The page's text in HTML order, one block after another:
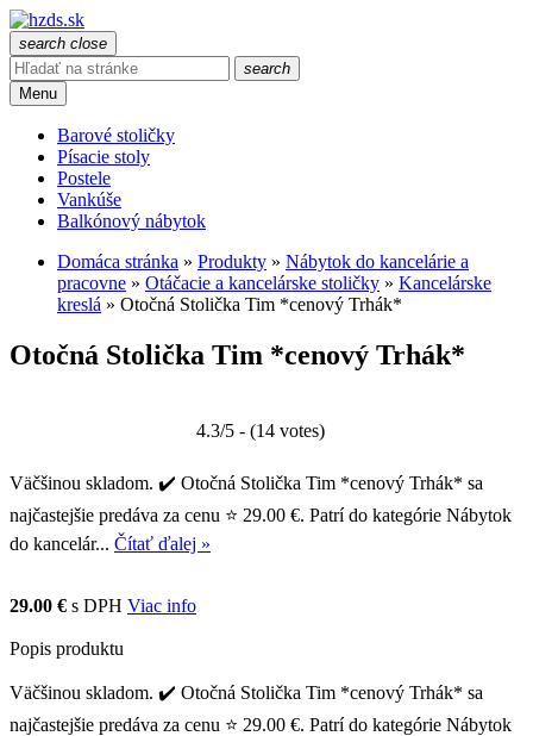
search close
search
Menu
Barové stoličky
Písacie stoly
Postele
Vankúše
Balkónový nábytok
Domáca stránka » Produkty » Nábytok do kancelárie a
pracovne » Otáčacie a kancelárske stoličky » Kancelárske
kreslá » Otočná Stolička Tim *cenový Trhák*
Otočná Stolička Tim *cenový Trhák*
4.3/5 - (14 votes)
Väčšinou skladom. ✔️ Otočná Stolička Tim *cenový Trhák* sa
najčastejšie predáva za cenu ⭐ 29.00 €. Patrí do kategórie Nábytok
do kancelár... Čítať ďalej »
29.00 € s DPH Viac info
Popis produktu
Väčšinou skladom. ✔️ Otočná Stolička Tim *cenový Trhák* sa
najčastejšie predáva za cenu ⭐ 29.00 €. Patrí do kategórie Nábytok